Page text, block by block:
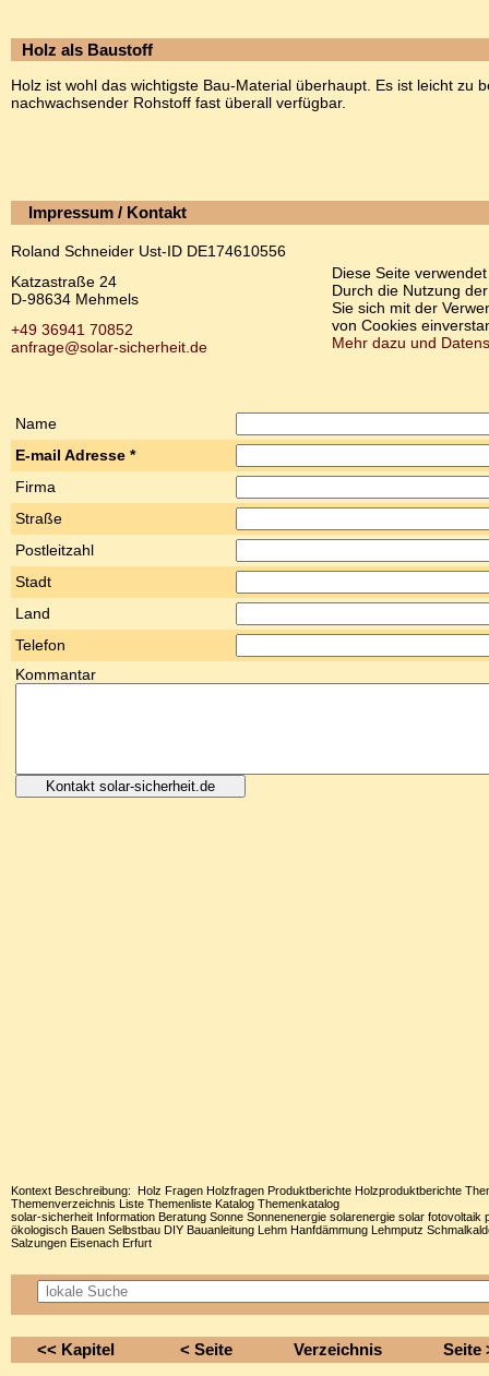
Holz als Baustoff
Holz ist wohl das wichtigste Bau-Material überhaupt. Es ist leicht zu
nachwachsender Rohstoff fast überall verfügbar.
Kontext Beschreibung: Holz Fragen Holzfragen Produktberichte Holzproduktberichte
Themenverzeichnis Liste Themenliste Katalog Themenkatalog
solar-sicherheit Information Beratung Sonne Sonnenenergie solarenergie solar fotovoltaik
ökologisch Bauen Selbstbau DIY Bauanleitung Lehm Hanfdämmung Lehmputz
Salzungen Eisenach Erfurt
Impressum / Kontakt
Roland Schneider Ust-ID DE174610556
Katzastraße 24
D-98634 Mehmels
+49 36941 70852
anfrage@solar-sicherheit.de
Diese Seite
Durch die Nutzung
Sie sich mit der
von Cookies
Mehr dazu und
Name
E-mail Adresse *
Firma
Straße
Postleitzahl
Stadt
Land
Telefon
Kommantar
<< Kapitel < Seite Verzeichnis